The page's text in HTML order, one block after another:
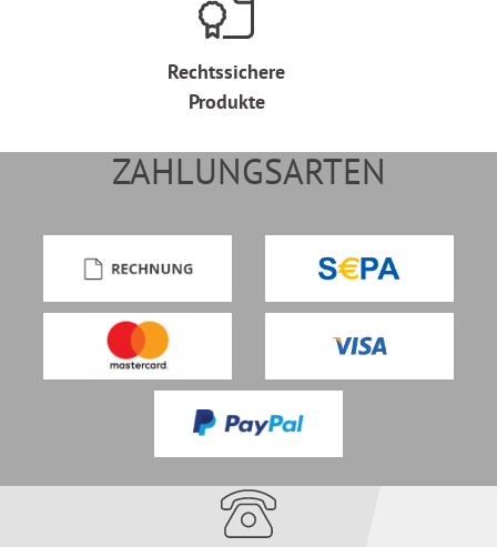
Rechtssichere
Produkte
ZAHLUNGSARTEN